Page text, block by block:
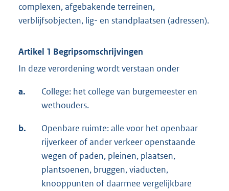
complexen, afgebakende terreinen,
verblijfsobjecten, lig- en standplaatsen (adressen).
Artikel 1 Begripsomschrijvingen
In deze verordening wordt verstaan onder
a.
College: het college van burgemeester en
wethouders.
b.
Openbare ruimte: alle voor het openbaar
rijverkeer of ander verkeer openstaande
wegen of paden, pleinen, plaatsen,
plantsoenen, bruggen, viaducten,
knooppunten of daarmee vergelijkbare